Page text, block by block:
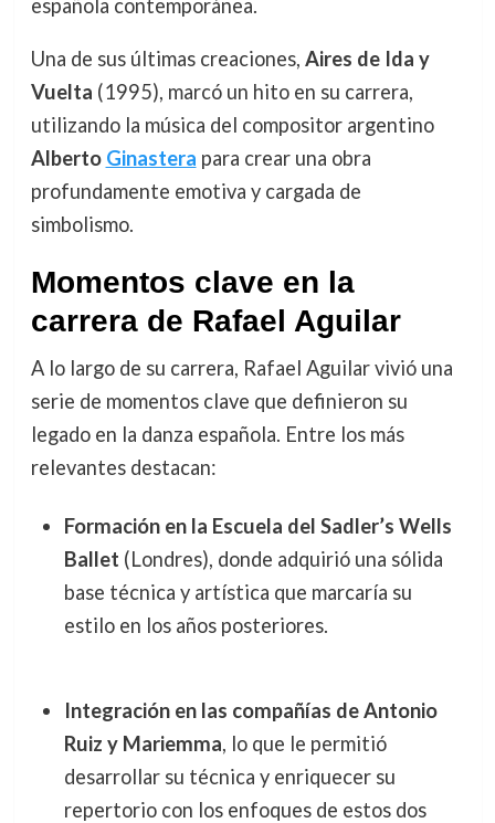
española contemporánea.
Una de sus últimas creaciones, Aires de Ida y
Vuelta (1995), marcó un hito en su carrera,
utilizando la música del compositor argentino
Alberto Ginastera para crear una obra
profundamente emotiva y cargada de
simbolismo.
Momentos clave en la
carrera de Rafael Aguilar
A lo largo de su carrera, Rafael Aguilar vivió una
serie de momentos clave que definieron su
legado en la danza española. Entre los más
relevantes destacan:
Formación en la Escuela del Sadler’s Wells
Ballet (Londres), donde adquirió una sólida
base técnica y artística que marcaría su
estilo en los años posteriores.
Integración en las compañías de Antonio
Ruiz y Mariemma, lo que le permitió
desarrollar su técnica y enriquecer su
repertorio con los enfoques de estos dos